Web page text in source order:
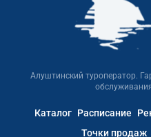
Алуштинский туроператор.
Каталог Расписание
Точки продаж